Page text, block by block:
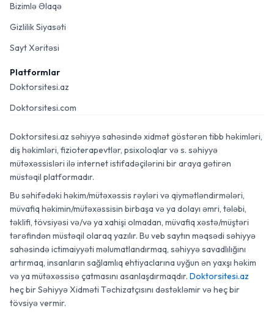
Bizimlə Əlaqə
Gizlilik Siyasəti
Sayt Xəritəsi
Platformlar
Doktorsitesi.az
Doktorsitesi.com
Doktorsitesi.az səhiyyə sahəsində xidmət göstərən tibb həkimləri,
diş həkimləri, fizioterapevtlər, psixoloqlar və s. səhiyyə
mütəxəssisləri ilə internet istifadəçilərini bir araya gətirən
müstəqil platformadır.
Bu səhifədəki həkim/mütəxəssis rəyləri və qiymətləndirmələri,
müvafiq həkimin/mütəxəssisin birbaşa və ya dolayı əmri, tələbi,
təklifi, tövsiyəsi və/və ya xahişi olmadan, müvafiq xəstə/müştəri
tərəfindən müstəqil olaraq yazılır. Bu veb saytın məqsədi səhiyyə
sahəsində ictimaiyyəti məlumatlandırmaq, səhiyyə savadlılığını
artırmaq, insanların sağlamlıq ehtiyaclarına uyğun ən yaxşı həkim
və ya mütəxəssisə çatmasını asanlaşdırmaqdır. Doktorsitesi.az
heç bir Səhiyyə Xidməti Təchizatçısını dəstəkləmir və heç bir
tövsiyə vermir.